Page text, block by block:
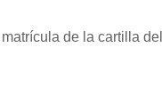
de la cartilla